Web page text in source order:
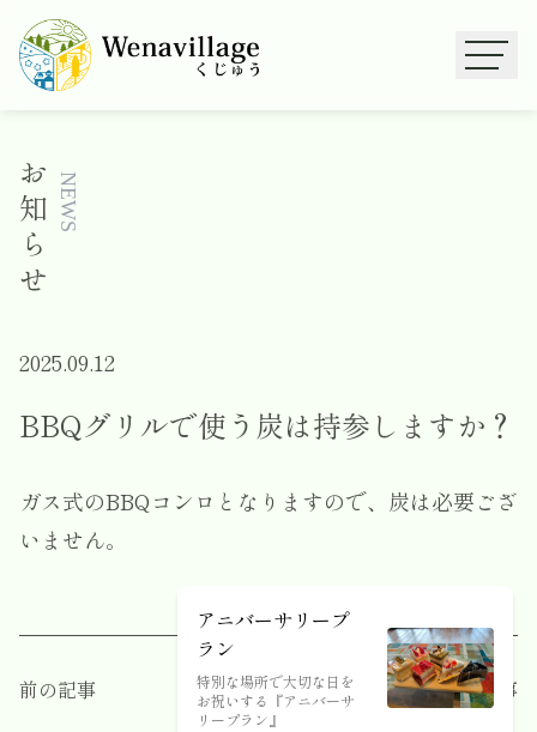
アニバーサリープ
ラン
特別な場所で大切な日を
お祝いする『アニバーサ
リープラン』
お
知
ら
せ
NEWS
2025.09.12
BBQグリルで使う炭は持参しますか？
ガス式のBBQコンロとなりますので、炭は必要ござ
いません。
前の記事 すべてのお知らせ 次の記事